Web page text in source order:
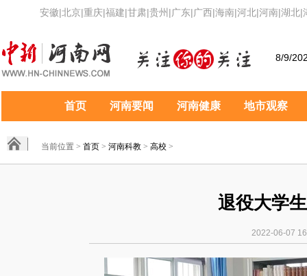
安徽|北京|重庆|福建|甘肃|贵州 |广东|广西|海南|河北|河南|湖北|
8/9/
首页 河南要闻 河南健康 地市观察
当前位置 > 首页 > 河南科教 > 高校 >
退役大学
2022-06-07